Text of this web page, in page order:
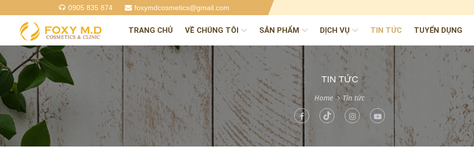
0905 835 874 foxymdcosmetics@gmail.com
TRANG CHỦ VỀ CHÚNG TÔI SẢN PHẨM DỊCH VỤ TIN TỨC TUYỂN DỤNG
TIN TỨC
Home Tin tức